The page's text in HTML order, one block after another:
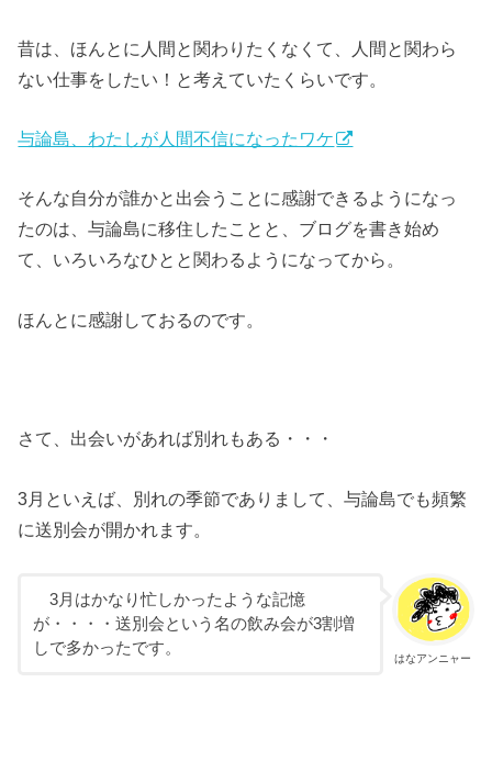
昔は、ほんとに人間と関わりたくなくて、人間と関わら
ない仕事をしたい！と考えていたくらいです。
与論島、わたしが人間不信になったワケ
そんな自分が誰かと出会うことに感謝できるようになっ
たのは、与論島に移住したことと、ブログを書き始め
て、いろいろなひとと関わるようになってから。
ほんとに感謝しておるのです。
さて、出会いがあれば別れもある・・・
3月といえば、別れの季節でありまして、与論島でも頻繁
に送別会が開かれます。
はなアンニャー
3月はかなり忙しかったような記憶
が・・・・送別会という名の飲み会が3割増
しで多かったです。